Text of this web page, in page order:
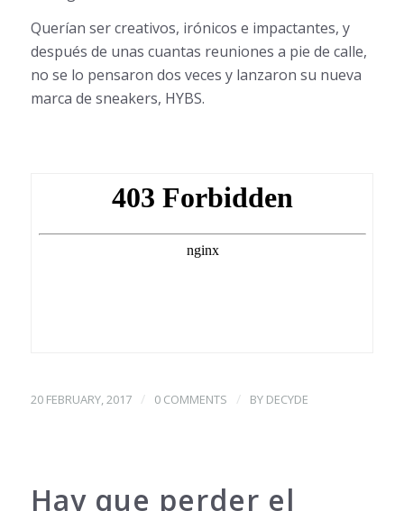
Querían ser creativos, irónicos e impactantes, y
después de unas cuantas reuniones a pie de calle,
no se lo pensaron dos veces y lanzaron su nueva
marca de sneakers, HYBS.
20 FEBRUARY, 2017 / 0 COMMENTS / BY DECYDE
Hay que perder el